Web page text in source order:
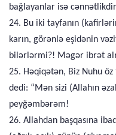
bağlayanlar isə
24. Bu iki tayfanın
karın, görənlə eşidənin
bilərlərmi?! Məgər ibrət
25. Həqiqətən, Biz Nuhu
dedi: “Mən sizi (Allahın
peyğəmbərəm!
26. Allahdan başqasına